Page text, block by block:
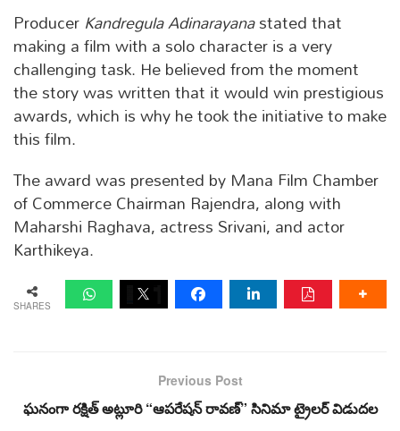
ProducerKandregula Adinarayanastated that
making a film with a solo character is a very
challenging task. He believed from the moment
the story was written that it would win prestigious
awards, which is why he took the initiative to make
this film.
The award was presented by Mana Film Chamber
of Commerce Chairman Rajendra, along with
Maharshi Raghava, actress Srivani, and actor
Karthikeya.
SHARES
Previous Post
ఘనంగా రక్షిత్ అట్లూరి “ఆపరేషన్ రావణ్” సినిమా ట్రైలర్ విడుదల